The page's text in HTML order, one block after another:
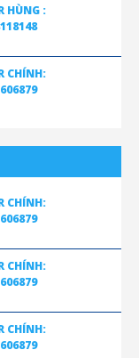
HÙNG :
CHÍNH:
CHÍNH:
CHÍNH:
CHÍNH: